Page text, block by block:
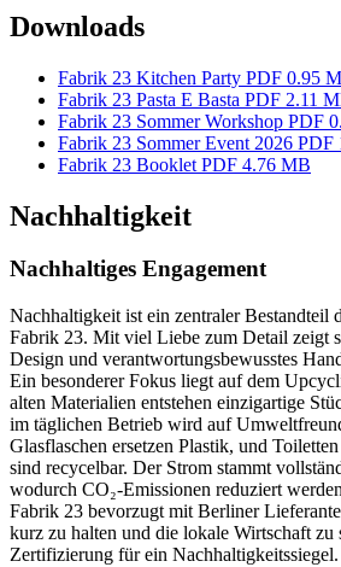
Downloads
Fabrik 23 Kitchen Party PDF 0.95
Fabrik 23 Pasta E Basta PDF 2.11
Fabrik 23 Sommer Workshop PDF
Fabrik 23 Sommer Event 2026 PDF
Fabrik 23 Booklet PDF 4.76 MB
Nachhaltigkeit
Nachhaltiges Engagement
Nachhaltigkeit ist ein zentraler Bestandteil
Fabrik 23. Mit viel Liebe zum Detail zeigt
Design und verantwortungsbewusstes
Ein besonderer Fokus liegt auf dem
alten Materialien entstehen einzigartige
im täglichen Betrieb wird auf
Glasflaschen ersetzen Plastik, und
sind recycelbar. Der Strom stammt
wodurch CO₂-Emissionen reduziert
Fabrik 23 bevorzugt mit Berliner
kurz zu halten und die lokale Wirtschaft
Zertifizierung für ein Nachhaltigkeitssiegel.